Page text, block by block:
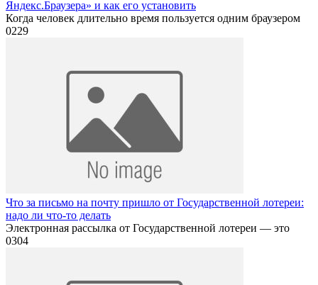
Яндекс.Браузера» и как его установить
Когда человек длительно время пользуется одним браузером
0229
Что за письмо на почту пришло от Государственной лотереи:
надо ли что-то делать
Электронная рассылка от Государственной лотереи — это
0304